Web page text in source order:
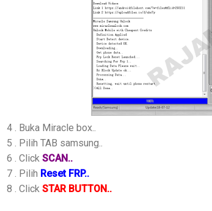
4 . Buka Miracle box..
5 . Pilih TAB samsung..
6 . Click SCAN..
7 . Pilih Reset FRP..
8 . Click STAR BUTTON..